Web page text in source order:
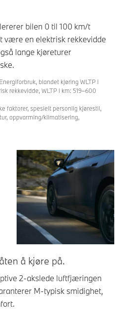
bilen 0 til 100 km/t
være en elektrisk rekkevidde
lange kjøreturer
blandet kjøring WLTP i
rekkevidde, WLTP i km: 519–600
faktorer, spesielt personlig kjørestil,
oppvarming/klimatisering,
å kjøre på.
2-akslede luftfjæringen
M-typisk smidighet,